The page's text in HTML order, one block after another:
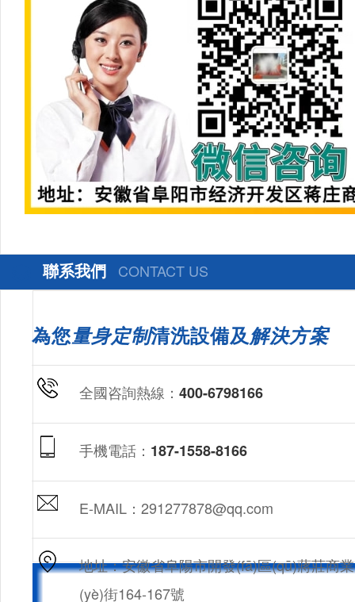
聯系我們 CONTACT US
為您量身定制清洗設備及解決方案
全國咨詢熱線： 400-6798166
手機電話： 187-1558-8166
E-MAIL：291277878@qq.com
地址：安徽省阜陽市開發(fā)區(qū)蔣莊商業
(yè)街164-167號